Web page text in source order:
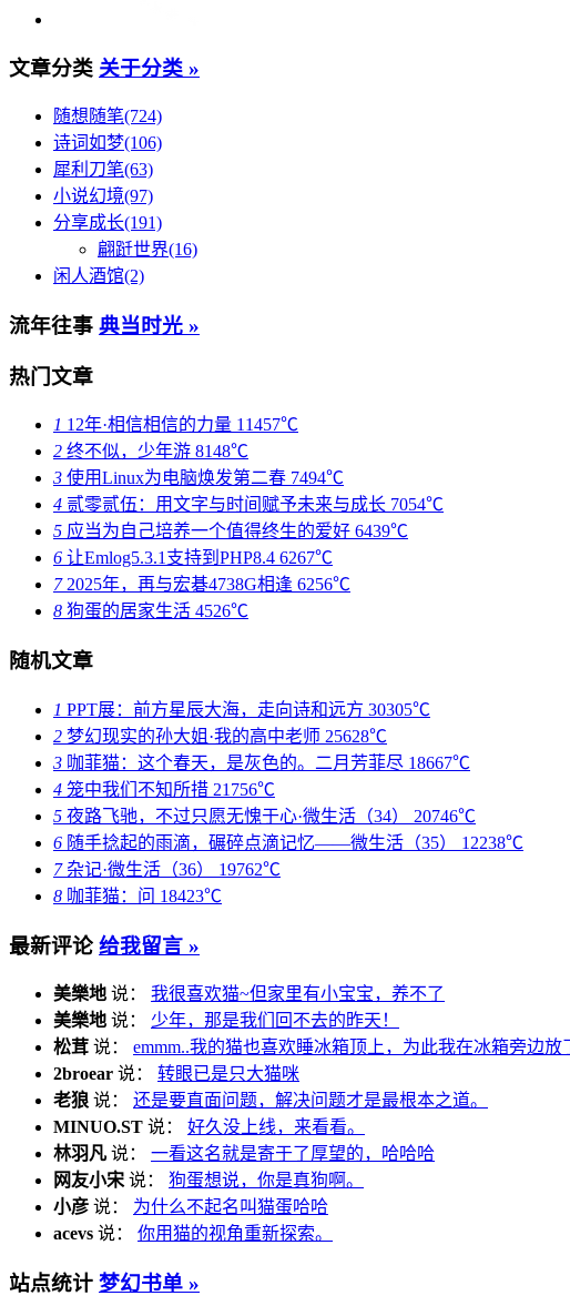
文章分类 关于分类 »
随想随笔(724)
诗词如梦(106)
犀利刀笔(63)
小说幻境(97)
分享成长(191)
翩跹世界(16)
闲人酒馆(2)
流年往事 典当时光 »
热门文章
1 12年·相信相信的力量 11457℃
2 终不似，少年游 8148℃
3 使用Linux为电脑焕发第二春 7494℃
4 贰零贰伍：用文字与时间赋予未来与成长 7054℃
5 应当为自己培养一个值得终生的爱好 6439℃
6 让Emlog5.3.1支持到PHP8.4 6267℃
72025年，再与宏碁4738G相逢 6256℃
8 狗蛋的居家生活 4526℃
随机文章
1 PPT展：前方星辰大海，走向诗和远方 30305℃
2 梦幻现实的孙大姐·我的高中老师 25628℃
3 咖菲猫：这个春天，是灰色的。二月芳菲尽 18667℃
4 笼中我们不知所措 21756℃
5 夜路飞驰，不过只愿无愧于心·微生活（34） 20746℃
6 随手捻起的雨滴，碾碎点滴记忆——微生活（35） 12238℃
7杂记·微生活（36） 19762℃
8 咖菲猫：问 18423℃
最新评论 给我留言 »
美樂地 说： 我很喜欢猫~但家里有小宝宝，养不了
美樂地 说： 少年，那是我们回不去的昨天！
松茸 说： emmm..我的猫也喜欢睡冰箱顶上，为此我在冰箱旁边
2broear 说： 转眼已是只大猫咪
老狼 说： 还是要直面问题，解决问题才是最根本之道。
MINUO.ST 说： 好久没上线，来看看。
林羽凡 说： 一看这名就是寄于了厚望的，哈哈哈
网友小宋 说： 狗蛋想说，你是真狗啊。
小彦 说： 为什么不起名叫猫蛋哈哈
acevs 说： 你用猫的视角重新探索。
站点统计 梦幻书单 »